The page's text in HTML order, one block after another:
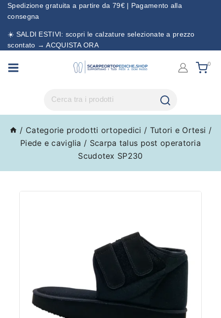
Spedizione gratuita a partire da 79€ | Pagamento alla
consegna
☀️ SALDI ESTIVI: scopri le calzature selezionate a prezzo
scontato → ACQUISTA ORA
0
/ Categorie prodotti ortopedici / Tutori e Ortesi /
Piede e caviglia / Scarpa talus post operatoria
Scudotex SP230